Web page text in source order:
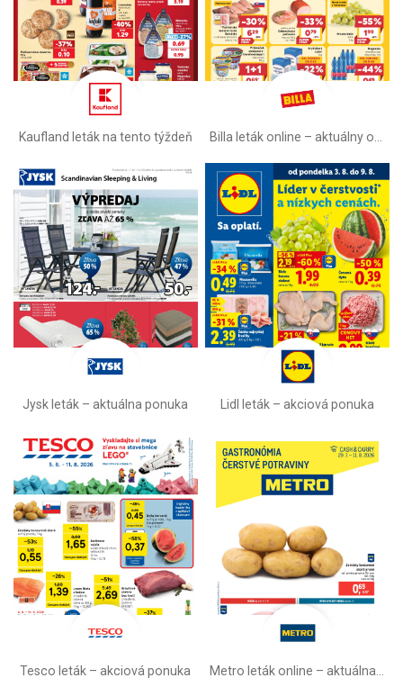
Kaufland leták na tento týždeň Billa leták online –⁠ aktuálny od stredy
Jysk leták – aktuálna ponuka Lidl leták –⁠ akciová ponuka
Tesco leták – akciová ponuka Metro leták online –⁠ aktuálna ponuka